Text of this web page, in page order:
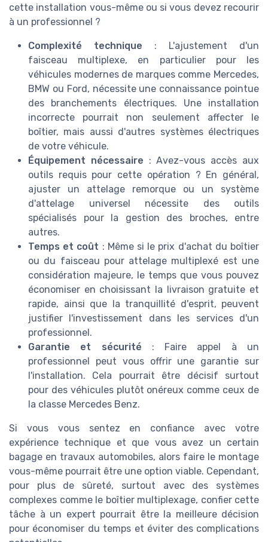
cette installation vous-même ou si vous devez recourir
à un professionnel ?
Complexité technique : L'ajustement d'un
faisceau multiplexe, en particulier pour les
véhicules modernes de marques comme Mercedes,
BMW ou Ford, nécessite une connaissance pointue
des branchements électriques. Une installation
incorrecte pourrait non seulement affecter le
boîtier, mais aussi d'autres systèmes électriques
de votre véhicule.
Équipement nécessaire : Avez-vous accès aux
outils requis pour cette opération ? En général,
ajuster un attelage remorque ou un système
d'attelage universel nécessite des outils
spécialisés pour la gestion des broches, entre
autres.
Temps et coût : Même si le prix d'achat du boîtier
ou du faisceau pour attelage multiplexé est une
considération majeure, le temps que vous pouvez
économiser en choisissant la livraison gratuite et
rapide, ainsi que la tranquillité d'esprit, peuvent
justifier l'investissement dans les services d'un
professionnel.
Garantie et sécurité : Faire appel à un
professionnel peut vous offrir une garantie sur
l'installation. Cela pourrait être décisif surtout
pour des véhicules plutôt onéreux comme ceux de
la classe Mercedes Benz.
Si vous vous sentez en confiance avec votre
expérience technique et que vous avez un certain
bagage en travaux automobiles, alors faire le montage
vous-même pourrait être une option viable. Cependant,
pour plus de sûreté, surtout avec des systèmes
complexes comme le boîtier multiplexage, confier cette
tâche à un expert pourrait être la meilleure décision
pour économiser du temps et éviter des complications